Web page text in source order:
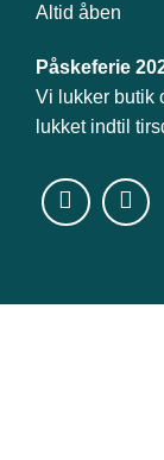
Altid åben
Påskeferie
Vi lukker butik
lukket indtil